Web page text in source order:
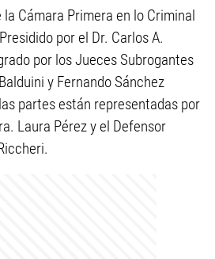
Cámara Primera en lo Criminal
por el Dr. Carlos A.
por los Jueces Subrogantes
y Fernando Sánchez
partes están representadas por
Laura Pérez y el Defensor